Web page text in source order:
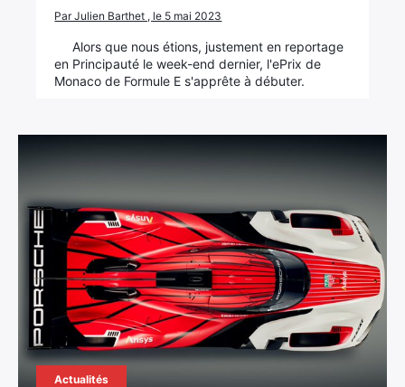
Par Julien Barthet , le 5 mai 2023
Alors que nous étions, justement en reportage
en Principauté le week-end dernier, l'ePrix de
Monaco de Formule E s'apprête à débuter.
Actualités